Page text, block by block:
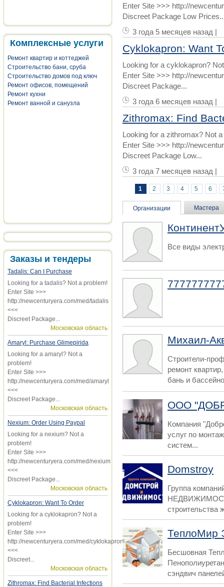
Комплексные услуги
Ремонт квартир и коттеджей
Строительство бани, сруба
Строительство домов под ключ
Ремонт офисов, помещений
Ремонт кухни
Ремонт ванной и санузла
Заказы и тендеры
Tadalis: Can I Purchase
Looking for a tadalis? Not a problem!
Enter Site >>>
http://newcenturyera.com/med/tadalis
<<<
Discreet Package...
Московская область
Amaryl: Purchase Glimepirida
Looking for a amaryl? Not a
problem!
Enter Site >>>
http://newcenturyera.com/med/amaryl
<<<
Discreet Package...
Московская область
Nexium: Order Using Paypal
Looking for a nexium? Not a
problem!
Enter Site >>>
http://newcenturyera.com/med/nexium
<<<
Discreet Package...
Московская область
Cyklokapron: Want To Order
Looking for a cyklokapron? Not a
problem!
Enter Site >>>
http://newcenturyera.com/med/cyklokapron
<<<
Discreet...
Московская область
Zithromax: Find Bacterial Infections
Enter Site >>> http://
Discreet Package Low
3 года 5 месяцев назад |
Cyklokapron: Want
Looking for a cyklokapron?
Enter Site >>> http://
Discreet Package...
3 года 6 месяцев назад |
Zithromax: Find
Looking for a zithromax? Not
Enter Site >>> http://
Discreet Package Low...
3 года 7 месяцев назад |
Страницы
1 2 3 4 5 6
Организации Мастера
Все виды
Михаил-
Строители-
ремонт
бань и
ООО
Компания
услуг по
систем...
Domstroy
Группа
строительства
ТеплоМир
Бесшовная
сэндвич